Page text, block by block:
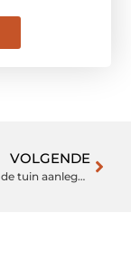
VOLGENDE
Zwembad in de tuin aanleggen